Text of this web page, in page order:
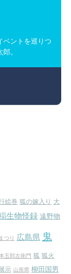
ベントを巡りつ
。
絵巻 狐の嫁入り 大
生物怪録 遠野物
つり 広島県 鬼
五郎左衛門 狐 狐火
示 山形県 柳田国男